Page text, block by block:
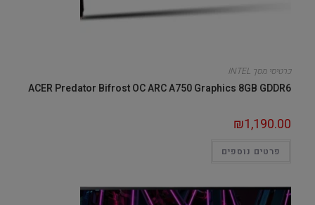
כרטיסי מסך INTEL
ACER Predator Bifrost OC ARC A750 Graphics 8GB GDDR6
₪1,190.00
פרטים נוספים